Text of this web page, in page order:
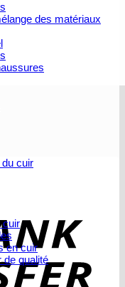
des matériaux
cuir
cuir
en cuir
de qualité